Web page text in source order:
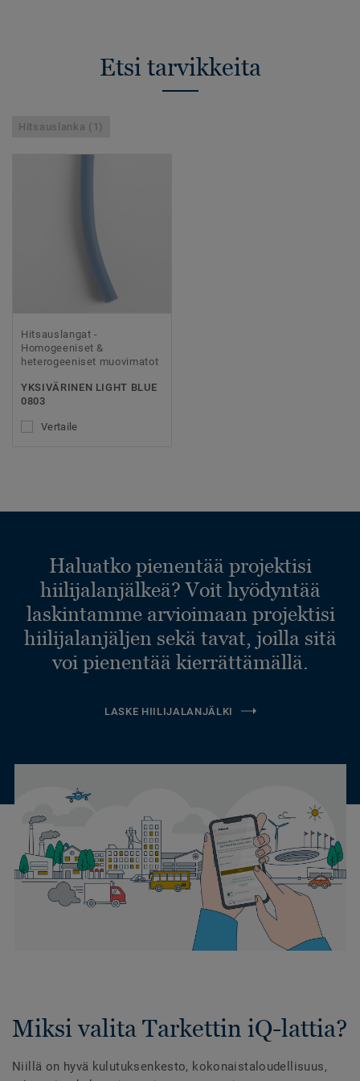
Etsi tarvikkeita
Hitsauslanka (1)
Hitsauslangat -
Homogeeniset &
heterogeeniset muovimatot
YKSIVÄRINEN LIGHT BLUE
0803
Vertaile
Haluatko pienentää projektisi
hiilijalanjälkeä? Voit hyödyntää
laskintamme arvioimaan projektisi
hiilijalanjäljen sekä tavat, joilla sitä
voi pienentää kierrättämällä.
LASKE HIILIJALANJÄLKI
Miksi valita Tarkettin iQ-lattia?
Niillä on hyvä kulutuksenkesto, kokonaistaloudellisuus,